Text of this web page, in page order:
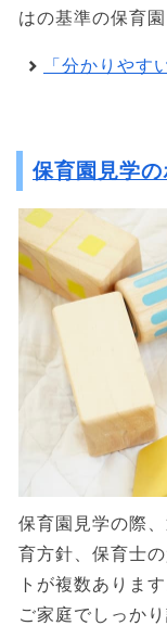
はの基準の保育
「分かりやす
保育園見学
保育園見学の際
育方針、保育士
トが複数あります
ご家庭でしっか